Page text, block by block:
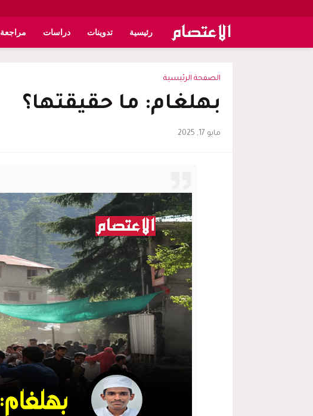
رئيسية تدوينات دراسات مراجعة
الصفحة الرئيسية
بهلغام: ما حقيقتها؟
مايو 17, 2025